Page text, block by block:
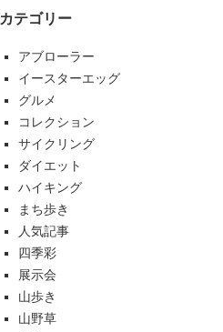
カテゴリー
アブローラー
イースターエッグ
グルメ
コレクション
サイクリング
ダイエット
ハイキング
まち歩き
人気記事
四季彩
展示会
山歩き
山野草